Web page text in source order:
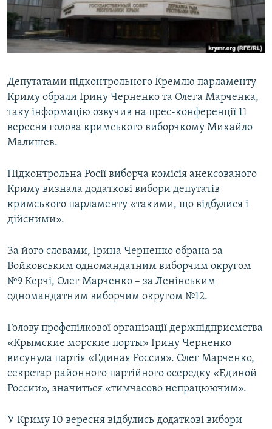
СВІДЧЕННЯ ОКУПАЦІЇ
УКРАЇНСЬКА ПРОБЛЕМА КРИМУ
ІНФОГРАФІКА
Qırımtatar
ДОЛУЧАЙСЯ!
Усі сайти RFE/RL
Депутатами підконтрольного Кремлю парламенту
Криму обрали Ірину Черненко та Олега Марченка,
таку інформацію озвучив на прес-конференції 11
вересня голова кримського виборчкому Михайло
Малишев.
Підконтрольна Росії виборча комісія анексованого
Криму визнала додаткові вибори депутатів
кримського парламенту «такими, що відбулися і
дійсними».
За його словами, Ірина Черненко обрана за
Войковським одномандатним виборчим округом
№9 Керчі, Олег Марченко – за Ленінським
одномандатним виборчим округом №12.
Голову профспілкової організації держпідприємства
«Крымские морские порты» Ірину Черненко
висунула партія «Единая Россия». Олег Марченко,
секретар районного партійного осередку «Единой
России», значиться «тимчасово непрацюючим».
У Криму 10 вересня відбулись додаткові вибори